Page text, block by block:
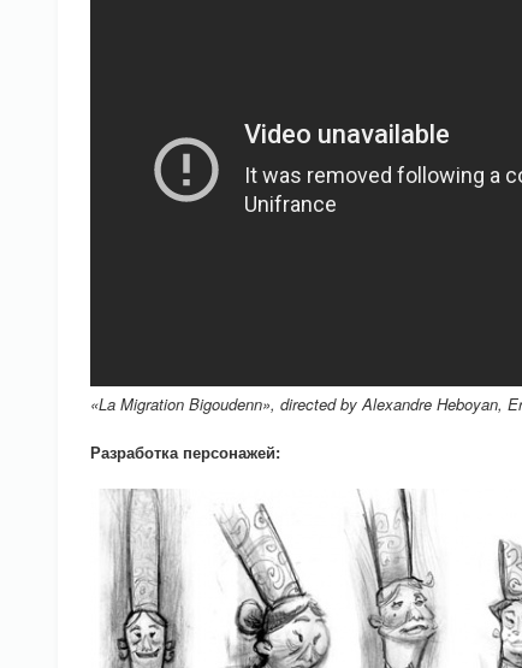
«La Migration Bigoudenn», directed by Alexandre Heboyan,
Разработка персонажей: